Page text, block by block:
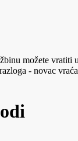
možete vratiti
- novac